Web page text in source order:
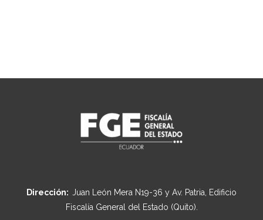
Dirección: Juan León Mera N19-36 y Av. Patria, Edificio
Fiscalía General del Estado (Quito).